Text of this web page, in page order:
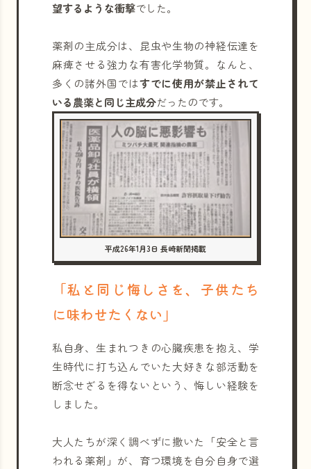
望するような衝撃でした。
薬剤の主成分は、昆虫や生物の神経伝達を
麻痺させる強力な有害化学物質。なんと、
多くの諸外国ではすでに使用が禁止されて
いる農薬と同じ主成分だったのです。
平成26年1月3日 長崎新聞掲載
「私と同じ悔しさを、子供たち
に味わせたくない」
私自身、生まれつきの心臓疾患を抱え、学
生時代に打ち込んでいた大好きな部活動を
断念せざるを得ないという、悔しい経験を
しました。
大人たちが深く調べずに撒いた「安全と言
われる薬剤」が、育つ環境を自分自身で選